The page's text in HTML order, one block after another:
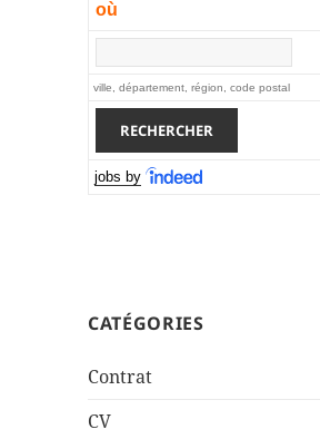
où
ville, département, région, code postal
jobs by
CATÉGORIES
Contrat
CV